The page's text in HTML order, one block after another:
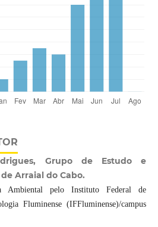
Grupo de Estudo e
Arraial do Cabo.
Ambiental pelo Instituto Federal de
Fluminense (IFFluminense)/campus